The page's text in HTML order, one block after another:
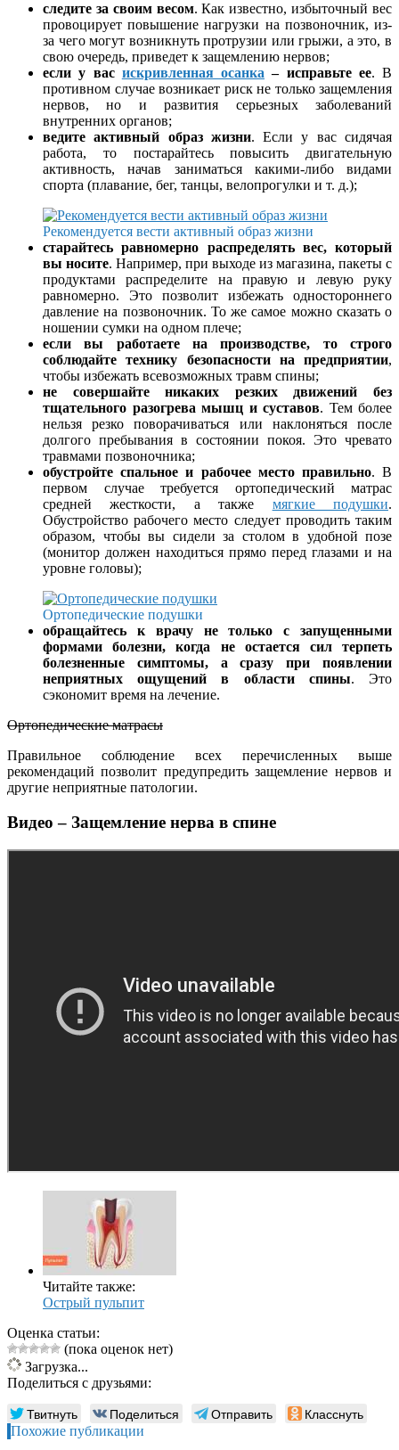
следите за своим весом. Как известно, избыточный вес
провоцирует повышение нагрузки на позвоночник, из-
за чего могут возникнуть протрузии или грыжи, а это, в
свою очередь, приведет к защемлению нервов;
если у вас искривленная осанка – исправьте ее. В
противном случае возникает риск не только защемления
нервов, но и развития серьезных заболеваний
внутренних органов;
ведите активный образ жизни. Если у вас сидячая
работа, то постарайтесь повысить двигательную
активность, начав заниматься какими-либо видами
спорта (плавание, бег, танцы, велопрогулки и т. д.);
Рекомендуется вести активный образ жизни
старайтесь равномерно распределять вес, который
вы носите. Например, при выходе из магазина, пакеты с
продуктами распределите на правую и левую руку
равномерно. Это позволит избежать одностороннего
давление на позвоночник. То же самое можно сказать о
ношении сумки на одном плече;
если вы работаете на производстве, то строго
соблюдайте технику безопасности на предприятии,
чтобы избежать всевозможных травм спины;
не совершайте никаких резких движений без
тщательного разогрева мышц и суставов. Тем более
нельзя резко поворачиваться или наклоняться после
долгого пребывания в состоянии покоя. Это чревато
травмами позвоночника;
обустройте спальное и рабочее место правильно. В
первом случае требуется ортопедический матрас
средней жесткости, а также мягкие подушки.
Обустройство рабочего место следует проводить таким
образом, чтобы вы сидели за столом в удобной позе
(монитор должен находиться прямо перед глазами и на
уровне головы);
Ортопедические подушки
обращайтесь к врачу не только с запущенными
формами болезни, когда не остается сил терпеть
болезненные симптомы, а сразу при появлении
неприятных ощущений в области спины. Это
сэкономит время на лечение.
Ортопедические матрасы
Правильное соблюдение всех перечисленных выше
рекомендаций позволит предупредить защемление нервов и
другие неприятные патологии.
Видео – Защемление нерва в спине
Читайте также:
Острый пульпит
Оценка статьи:
(пока оценок нет)
Загрузка...
Поделиться с друзьями:
Твитнуть Поделиться Отправить Класснуть
Похожие публикации